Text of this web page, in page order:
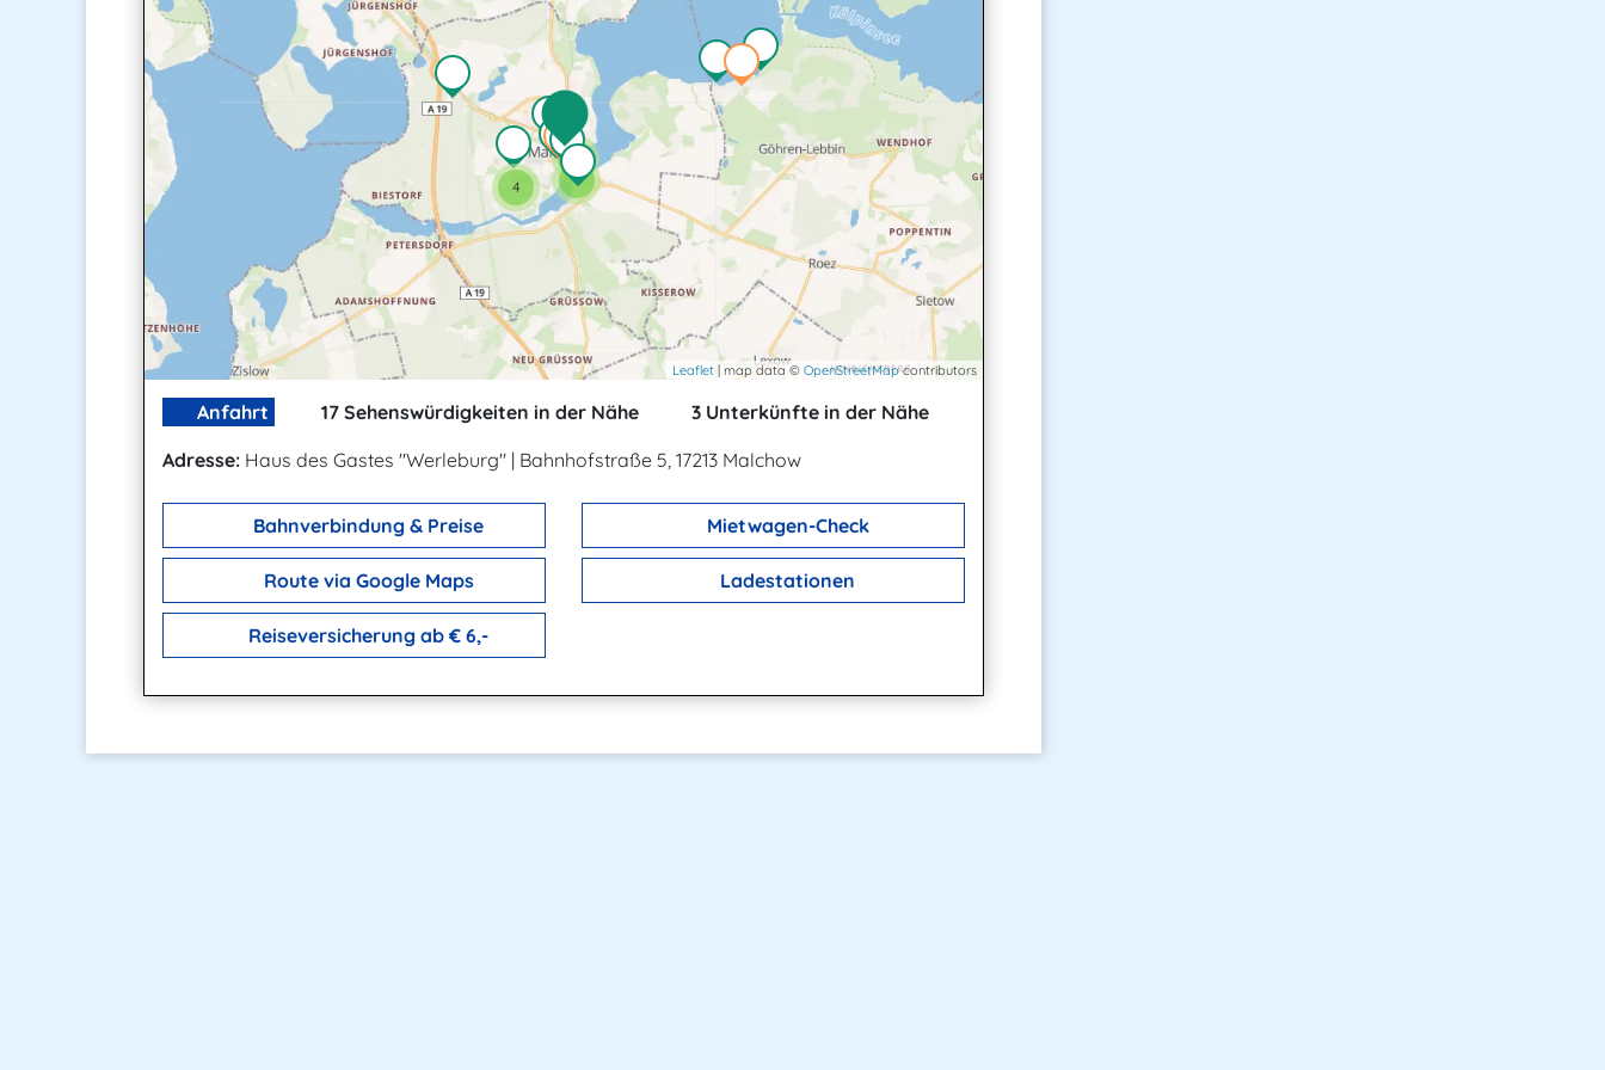
4
4
Leaflet | map data © OpenStreetMapcontributors
Anfahrt 17 Sehenswürdigkeiten in der Nähe
3 Unterkünfte in der Nähe
Adresse: Haus des Gastes "Werleburg" | Bahnhofstraße 5, 17213 Malchow
Bahnverbindung & Preise Mietwagen-Check
Route via Google Maps Ladestationen
Reiseversicherung ab € 6,-